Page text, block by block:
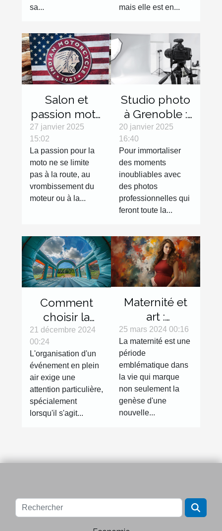
sa...
mais elle est en...
Salon et
passion moto
: les objets
décoration
qui feront
toute la
différence
27 janvier 2025
15:02
La passion pour la
moto ne se limite
pas à la route, au
vrombissement du
moteur ou à la...
Studio photo
à Grenoble :
réalisez des
clichés de
qualité !
20 janvier 2025
16:40
Pour immortaliser
des moments
inoubliables avec
des photos
professionnelles qui
feront toute la...
Comment
choisir la
bonne tente
gonflable
pour votre
évènement
21 décembre 2024
00:24
L'organisation d'un
événement en plein
air exige une
attention particulière,
spécialement
lorsqu'il s'agit...
Maternité et
art :
l'expression
de la
grossesse à
travers la
photographie
25 mars 2024 00:16
La maternité est une
période
emblématique dans
la vie qui marque
non seulement la
genèse d'une
nouvelle...